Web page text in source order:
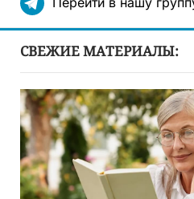
СВЕЖИЕ МАТЕРИАЛЫ: